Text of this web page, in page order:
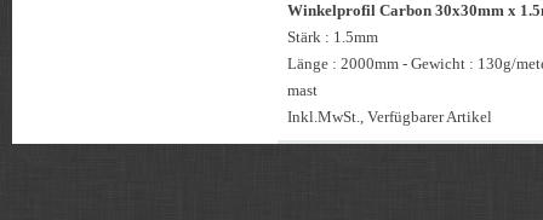
Winkelprofil Carbon 30x30mm x
Stärk : 1.5mm
Länge : 2000mm - Gewicht : 130g/
mast
Inkl.MwSt., Verfügbarer Artikel